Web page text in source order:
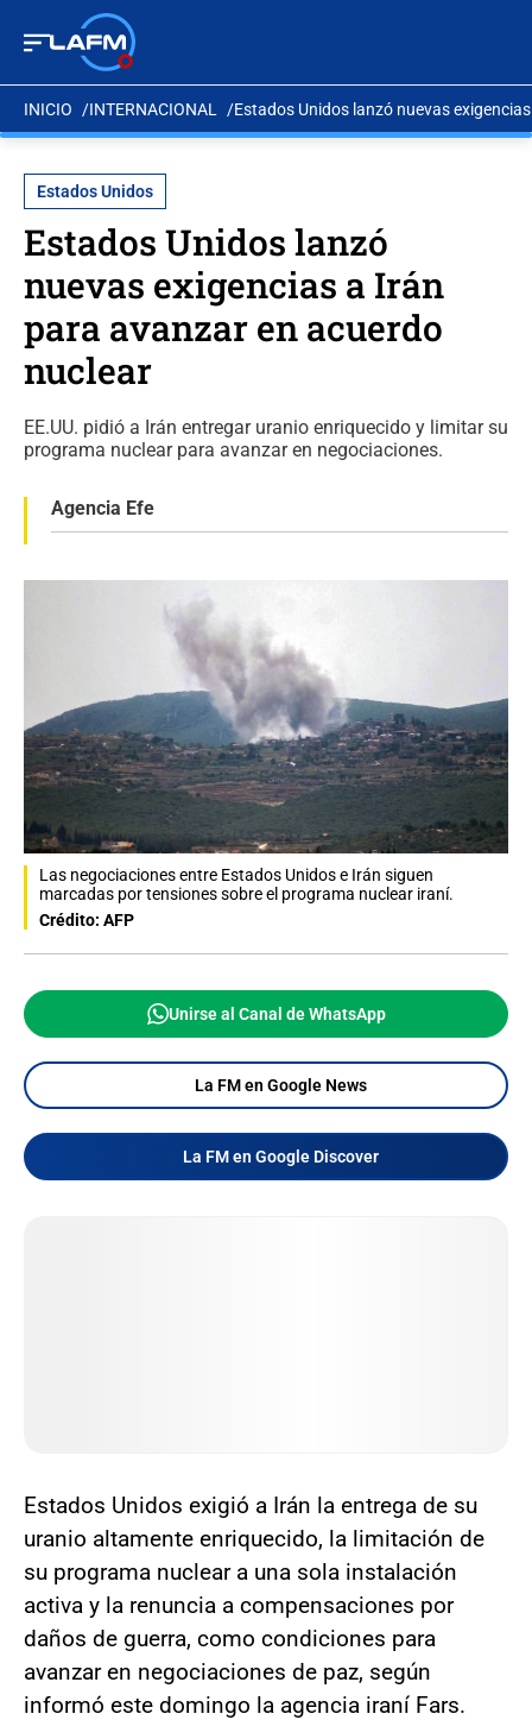
INICIO INTERNACIONAL Estados Unidos lanzó nuevas
Estados Unidos
Estados Unidos lanzó
nuevas exigencias a Irán
para avanzar en acuerdo
nuclear
EE.UU. pidió a Irán entregar uranio enriquecido y limitar su
programa nuclear para avanzar en negociaciones.
Agencia Efe
Las negociaciones entre Estados Unidos e Irán siguen
marcadas por tensiones sobre el programa nuclear iraní.
Crédito: AFP
Unirse al Canal de WhatsApp
La FM en Google News
La FM en Google Discover
Estados Unidos exigió a Irán la entrega de su
uranio altamente enriquecido, la limitación de
su programa nuclear a una sola instalación
activa y la renuncia a compensaciones por
daños de guerra, como condiciones para
avanzar en negociaciones de paz, según
informó este domingo la agencia iraní Fars.